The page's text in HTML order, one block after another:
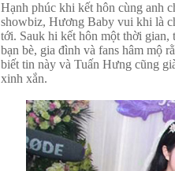
Hạnh phúc khi kết hôn cùng anh
showbiz, Hương Baby vui khi là
tới. Sauk hi kết hôn một thời gian,
bạn bè, gia đình và fans hâm mộ
biết tin này và Tuấn Hưng cũng
xinh xắn.